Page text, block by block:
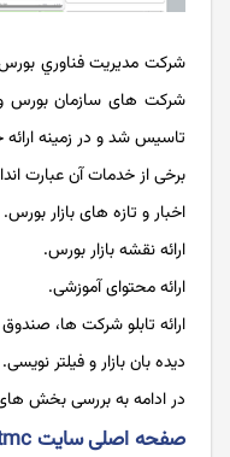
تاسیس شد و در زمینه
برخی از خدمات آن عبارت
اخبار و تازه های بازار بورس.
ارائه نقشه بازار بورس.
ارائه محتوای آموزشی.
ارائه تابلو شرکت ها،
دیده بان بازار و فیلتر نویسی.
در ادامه به بررسی بخش
صفحه اصلی سایت tsetmc